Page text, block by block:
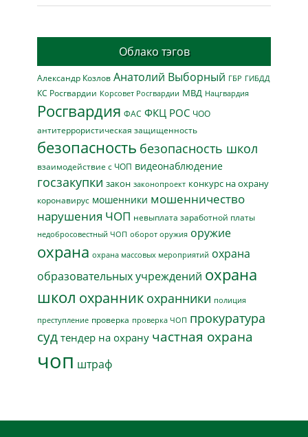
Облако тэгов
Александр Козлов Анатолий Выборный ГБР ГИБДД
КС Росгвардии Корсовет Росгвардии МВД Нацгвардия
Росгвардия ФАС ФКЦ РОС ЧОО
антитеррористическая защищенность
безопасность безопасность школ
взаимодействие с ЧОП видеонаблюдение
госзакупки закон законопроект конкурс на охрану
коронавирус мошенники мошенничество
нарушения ЧОП невыплата заработной платы
недобросовестный ЧОП оборот оружия оружие
охрана охрана массовых мероприятий охрана
образовательных учреждений охрана
школ охранник охранники полиция
преступление проверка проверка ЧОП прокуратура
суд тендер на охрану частная охрана
чоп штраф